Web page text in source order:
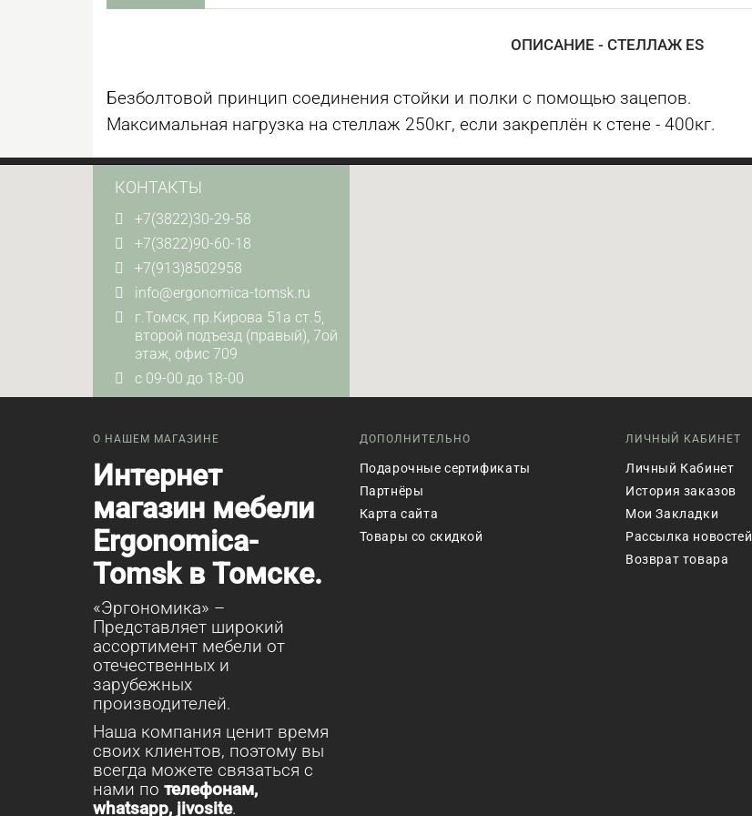
ОПИСАНИЕ - СТЕЛЛАЖ ES
Безболтовой принцип соединения стойки и полки с помощью зацепов.
Максимальная нагрузка на стеллаж 250кг, если закреплён к стене - 400кг.
КОНТАКТЫ
+7(3822)30-29-58
+7(3822)90-60-18
+7(913)8502958
info@ergonomica-tomsk.ru
г.Томск, пр.Кирова 51а ст.5,
второй подъезд (правый), 7ой
этаж, офис 709
с 09-00 до 18-00
О НАШЕМ МАГАЗИНЕ
Интернет
магазин мебели
Ergonomica-
Tomsk в Томске.
«Эргономика» –
Представляет широкий
ассортимент мебели от
отечественных и
зарубежных
производителей.
Наша компания ценит время
своих клиентов, поэтому вы
всегда можете связаться с
нами по телефонам,
whatsapp, jivosite.
ДОПОЛНИТЕЛЬНО
Подарочные сертификаты
Партнёры
Карта сайта
Товары со скидкой
ЛИЧНЫЙ КАБИНЕТ
Личный Кабинет
История заказов
Мои Закладки
Рассылка новостей
Возврат товара